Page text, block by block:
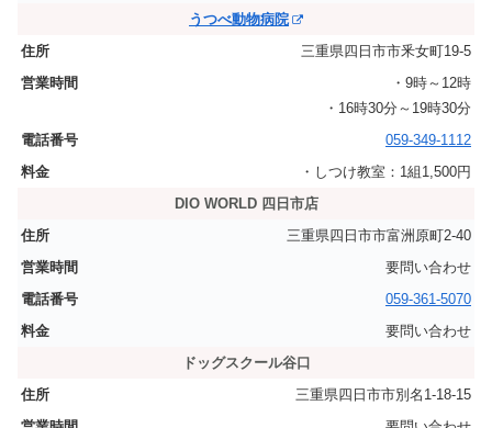
うつべ動物病院
三重県四日市市釆女町19-5
・9時～12時
・16時30分～19時30分
059-349-1112
・しつけ教室：1組1,500円
DIO WORLD 四日市店
三重県四日市市富洲原町2‐40
要問い合わせ
059-361-5070
要問い合わせ
ドッグスクール谷口
三重県四日市市別名1-18-15